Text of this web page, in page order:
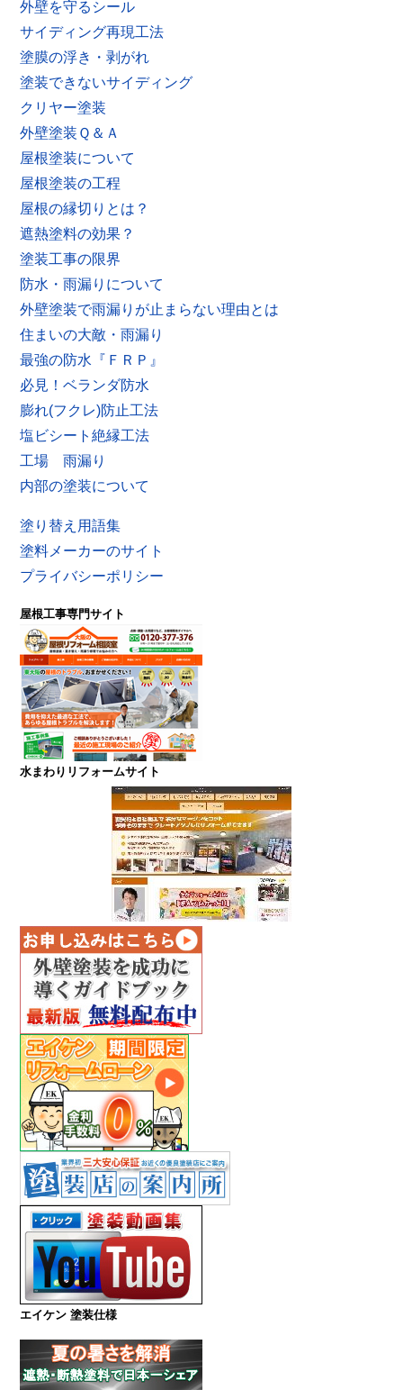
外壁を守るシール
サイディング再現工法
塗膜の浮き・剥がれ
塗装できないサイディング
クリヤー塗装
外壁塗装Ｑ＆Ａ
屋根塗装について
屋根塗装の工程
屋根の縁切りとは？
遮熱塗料の効果？
塗装工事の限界
防水・雨漏りについて
外壁塗装で雨漏りが止まらない理由とは
住まいの大敵・雨漏り
最強の防水『ＦＲＰ』
必見！ベランダ防水
膨れ(フクレ)防止工法
塩ビシート絶縁工法
工場 雨漏り
内部の塗装について
塗り替え用語集
塗料メーカーのサイト
プライバシーポリシー
屋根工事専門サイト
水まわりリフォームサイト
エイケン 塗装仕様